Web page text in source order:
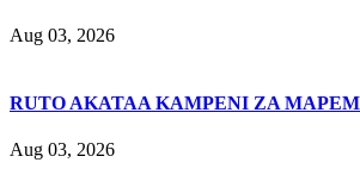
Aug 03, 2026
RUTO AKATAA KAMPENI ZA
Aug 03, 2026